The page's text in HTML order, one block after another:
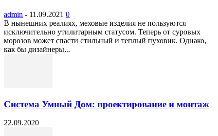
admin - 11.09.2021 0
В нынешних реалиях, меховые изделия не пользуются
исключительно утилитарным статусом. Теперь от суровых
морозов может спасти стильный и теплый пуховик. Однако,
как бы дизайнеры...
Система Умный Дом: проектирование и монтаж
22.09.2020